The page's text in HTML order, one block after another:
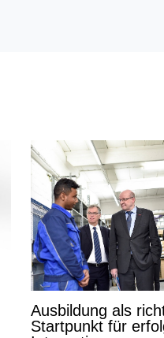
Ausbildung als
Startpunkt für